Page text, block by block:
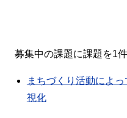
募集中の課題に課題を1
まちづくり活動によ
視化